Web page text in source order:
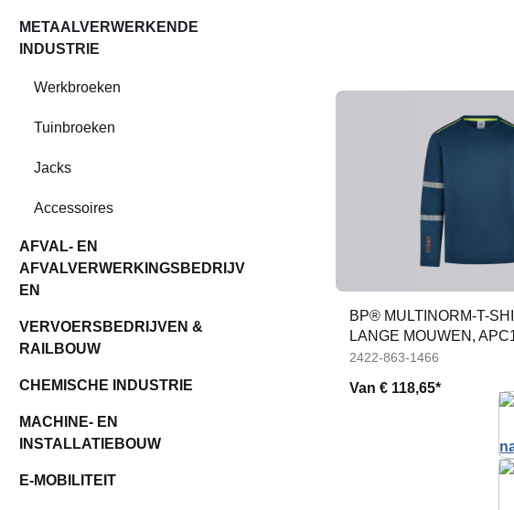
METAALVERWERKENDE
INDUSTRIE
Werkbroeken
Tuinbroeken
Jacks
Accessoires
AFVAL- EN
AFVALVERWERKINGSBEDRIJV
EN
VERVOERSBEDRIJVEN &
RAILBOUW
CHEMISCHE INDUSTRIE
MACHINE- EN
INSTALLATIEBOUW
E-MOBILITEIT
BP® MULTINORM-T-
LANGE MOUWEN,
VISUALISATIE
2422-863-1466
Van € 118,65*